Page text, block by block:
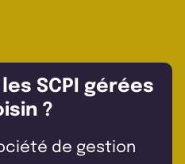
SCPI gérées
?
de gestion